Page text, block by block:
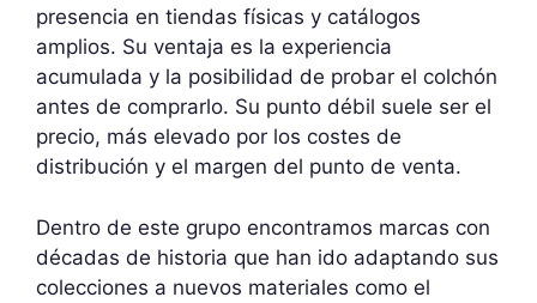
presencia en tiendas físicas y catálogos
amplios. Su ventaja es la experiencia
acumulada y la posibilidad de probar el colchón
antes de comprarlo. Su punto débil suele ser el
precio, más elevado por los costes de
distribución y el margen del punto de venta.
Dentro de este grupo encontramos marcas con
décadas de historia que han ido adaptando sus
colecciones a nuevos materiales como el